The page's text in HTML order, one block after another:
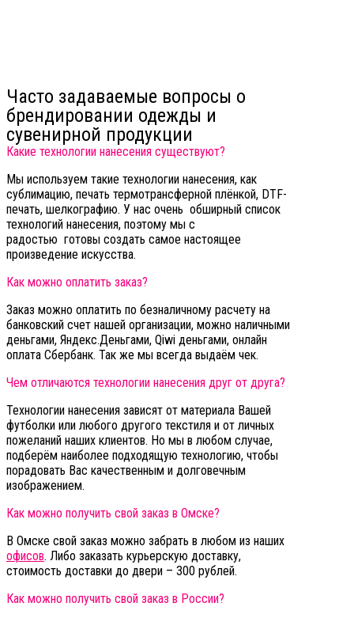
Часто задаваемые вопросы о
брендировании одежды и
сувенирной продукции
Какие технологии нанесения существуют?
Мы используем такие технологии нанесения, как
сублимацию, печать термотрансферной плёнкой, DTF-
печать, шелкографию. У нас очень обширный список
технологий нанесения, поэтому мы с
радостью готовы создать самое настоящее
произведение искусства.
Как можно оплатить заказ?
Заказ можно оплатить по безналичному расчету на
банковский счет нашей организации, можно наличными
деньгами, Яндекс.Деньгами, Qiwi деньгами, онлайн
оплата Сбербанк. Так же мы всегда выдаём чек.
Чем отличаются технологии нанесения друг от друга?
Технологии нанесения зависят от материала Вашей
футболки или любого другого текстиля и от личных
пожеланий наших клиентов. Но мы в любом случае,
подберём наиболее подходящую технологию, чтобы
порадовать Вас качественным и долговечным
изображением.
Как можно получить свой заказ в Омске?
В Омске свой заказ можно забрать в любом из наших
офисов. Либо заказать курьерскую доставку,
стоимость доставки до двери – 300 рублей.
Как можно получить свой заказ в России?